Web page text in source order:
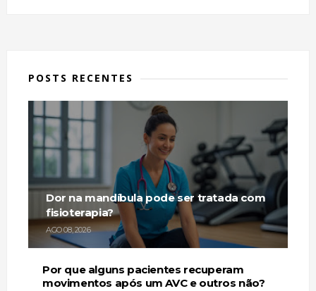
POSTS RECENTES
Dor na mandíbula pode ser tratada com
fisioterapia?
AGO 08, 2026
Por que alguns pacientes recuperam
movimentos após um AVC e outros não?